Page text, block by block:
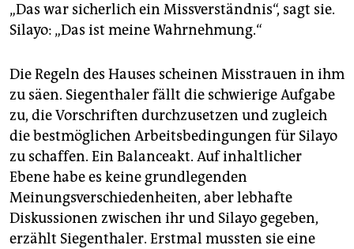
„Das war sicherlich ein Missverständnis“, sagt sie.
Silayo: „Das ist meine Wahrnehmung.“
Die Regeln des Hauses scheinen Misstrauen in ihm
zu säen. Siegenthaler fällt die schwierige Aufgabe
zu, die Vorschriften durchzusetzen und zugleich
die bestmöglichen Arbeitsbedingungen für Silayo
zu schaffen. Ein Balanceakt. Auf inhaltlicher
Ebene habe es keine grundlegenden
Meinungsverschiedenheiten, aber lebhafte
Diskussionen zwischen ihr und Silayo gegeben,
erzählt Siegenthaler. Erstmal mussten sie eine